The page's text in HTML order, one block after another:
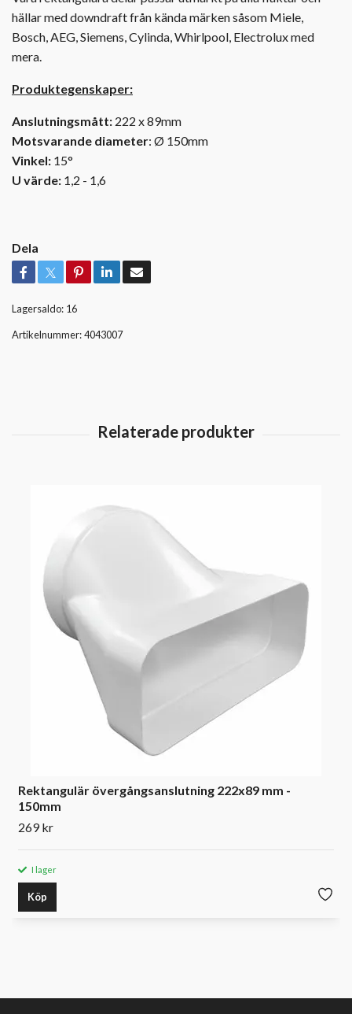
hällar med downdraft från kända märken såsom Miele,
Bosch, AEG, Siemens, Cylinda, Whirlpool, Electrolux med
mera.
Produktegenskaper:
Anslutningsmått: 222 x 89mm
Motsvarande diameter: Ø 150mm
Vinkel: 15°
U värde: 1,2 - 1,6
Dela
Lagersaldo: 16
Artikelnummer:4043007
Rektangulär övergångsanslutning 222x89 mm -
150mm
269 kr
I lager
Köp